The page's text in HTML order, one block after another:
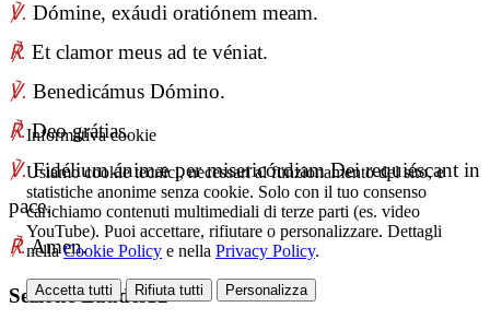
℣. Dómine, exáudi oratiónem meam.
℟. Et clamor meus ad te véniat.
℣. Benedicámus Dómino.
℟.Deo grátias.
℣.Fidélium ánimæ per misericórdiam Dei requiéscant in
pace.
℟.Amen.
Sezione Laudes12
Informativa cookie
Usiamo cookie tecnici, necessari al funzionamento del sito, e
statistiche anonime senza cookie. Solo con il tuo consenso
carichiamo contenuti multimediali di terze parti (es. video
YouTube). Puoi accettare, rifiutare o personalizzare. Dettagli
nellaCookie Policy e nella Privacy Policy.
Accetta tutti Rifiuta tutti Personalizza